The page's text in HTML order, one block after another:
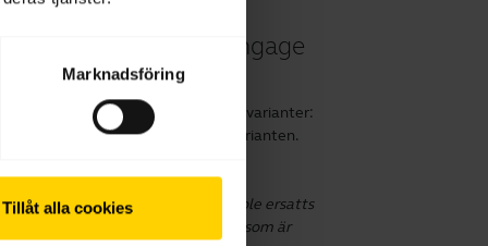
Marknadsföring
Tillåt alla cookies
med Jabra Engage
Engage 65 och 75 finns i tre olika varianter:
som tillbehör beroende på varianten.
för Jabra Engage 65/75 Convertible ersatts
inklusive passande tillbehör, som är